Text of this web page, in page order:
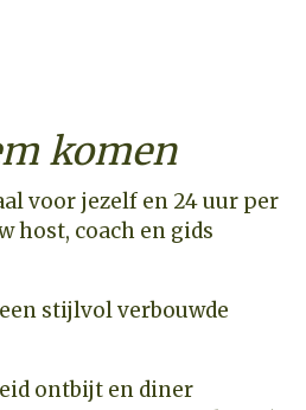
komen
voor jezelf en 24 uur per
host, coach en gids
stijlvol verbouwde
ontbijt en diner